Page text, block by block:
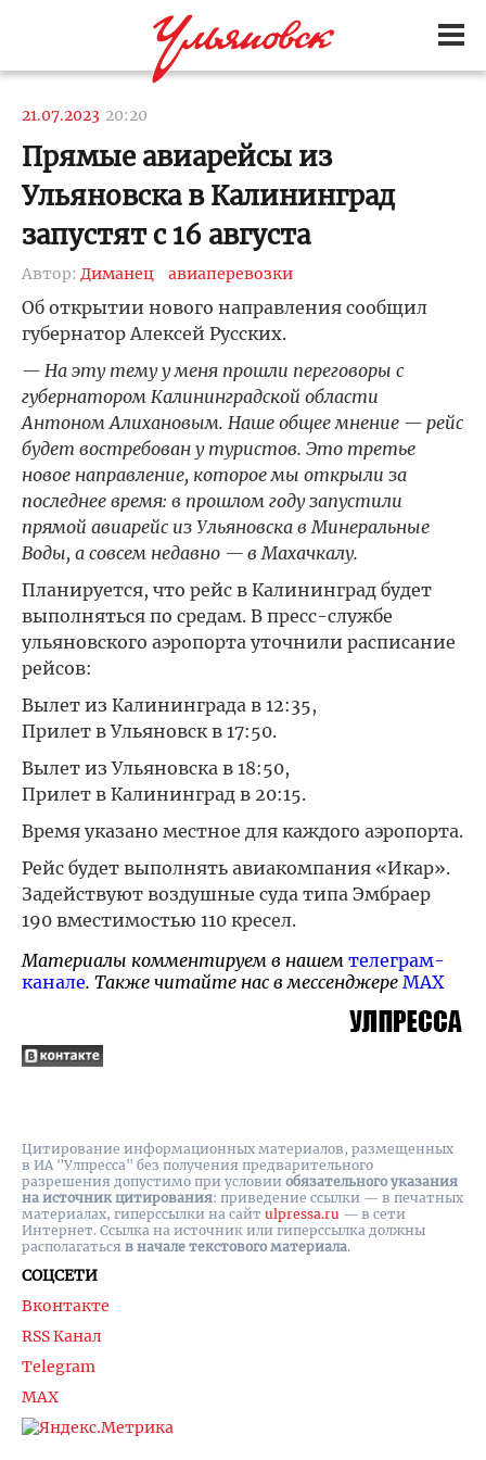
21.07.2023 20:20
Прямые авиарейсы из
Ульяновска в Калининград
запустят с 16 августа
Автор: Диманец авиаперевозки
Об открытии нового направления сообщил
губернатор Алексей Русских.
— На эту тему у меня прошли переговоры с
губернатором Калининградской области
Антоном Алихановым. Наше общее мнение — рейс
будет востребован у туристов. Это третье
новое направление, которое мы открыли за
последнее время: в прошлом году запустили
прямой авиарейс из Ульяновска в Минеральные
Воды, а совсем недавно — в Махачкалу.
Планируется, что рейс в Калининград будет
выполняться по средам. В пресс-службе
ульяновского аэропорта уточнили расписание
рейсов:
Вылет из Калининграда в 12:35,
Прилет в Ульяновск в 17:50.
Вылет из Ульяновска в 18:50,
Прилет в Калининград в 20:15.
Время указано местное для каждого аэропорта.
Рейс будет выполнять авиакомпания «Икар».
Задействуют воздушные суда типа Эмбраер
190 вместимостью 110 кресел.
Материалы комментируем в нашем телеграм-
канале. Также читайте нас в мессенджере MAX
СОЦСЕТИ
Вконтакте
RSS Канал
Telegram
MAX
Цитирование информационных материалов, размещенных
в ИА "Улпресса" без получения предварительного
разрешения допустимо при условии обязательного указания
на источник цитирования: приведение ссылки — в печатных
материалах, гиперссылки на cайт ulpressa.ru — в сети
Интернет. Ссылка на источник или гиперссылка должны
располагаться в начале текстового материала.